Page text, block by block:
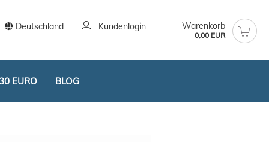
Deutschland Kundenlogin Warenkorb
0,00 EUR
EURO BLOG